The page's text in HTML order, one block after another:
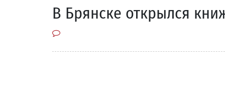
В Брянске открылся